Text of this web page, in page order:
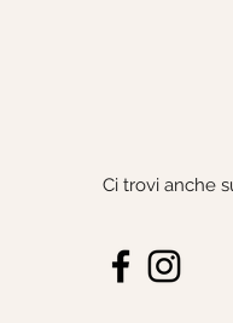
Ci trovi anche